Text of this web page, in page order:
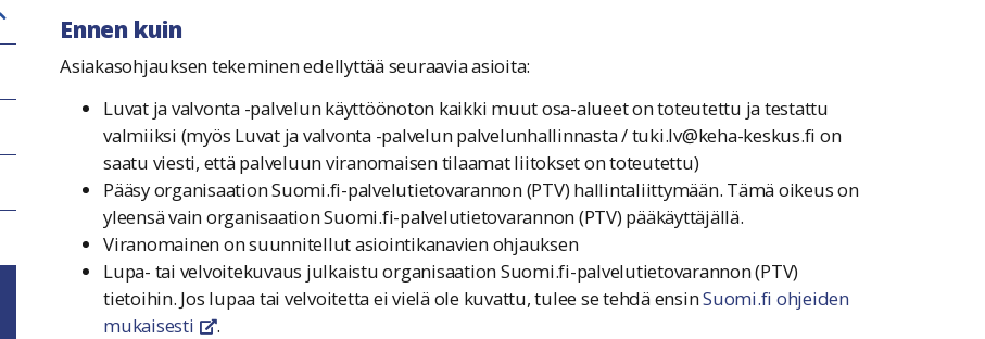
Ennen kuin
Asiakasohjauksen tekeminen edellyttää seuraavia asioita:
Luvat ja valvonta -palvelun käyttöönoton kaikki muut osa-alueet on toteutettu ja testattu
valmiiksi (myös Luvat ja valvonta -palvelun palvelunhallinnasta /tuki.lv@keha-keskus.fi on
saatu viesti, että palveluun viranomaisen tilaamat liitokset on toteutettu)
Pääsy organisaation Suomi.fi-palvelutietovarannon (PTV) hallintaliittymään. Tämä oikeus on
yleensä vain organisaation Suomi.fi-palvelutietovarannon (PTV) pääkäyttäjällä.
Viranomainen on suunnitellut asiointikanavien ohjauksen
Lupa- tai velvoitekuvaus julkaistu organisaation Suomi.fi-palvelutietovarannon (PTV)
tietoihin. Jos lupaa tai velvoitetta ei vielä ole kuvattu, tulee se tehdä ensinSuomi.fi ohjeiden
mukaisesti
linkki avautuu uuteen ikkunaan
.